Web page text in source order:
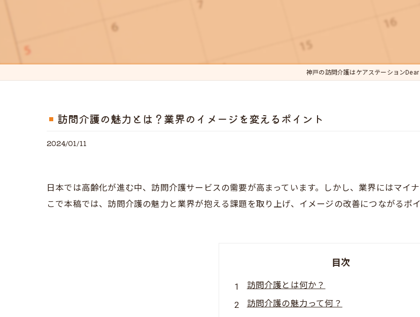
神戸の訪問介護はケアステーションDear
訪問介護の魅力とは？業界のイメージを変えるポイント
2024/01/11
日本では高齢化が進む中、訪問介護サービスの需要が高まっています。しかし、業界にはマイ
こで本稿では、訪問介護の魅力と業界が抱える課題を取り上げ、イメージの改善につながるポ
目次
訪問介護とは何か？
訪問介護の魅力って何？